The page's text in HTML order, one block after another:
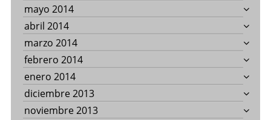
mayo 2014
abril 2014
marzo 2014
febrero 2014
enero 2014
diciembre 2013
noviembre 2013